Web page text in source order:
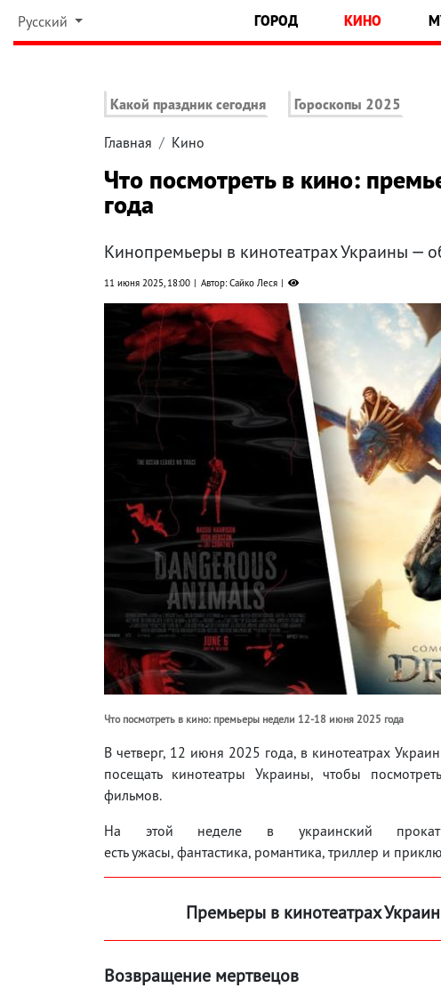
Русский ГОРОД КИНО
Какой праздник сегодня Гороскопы 2025
Главная Кино
Что посмотреть в кино:
года
Кинопремьеры в кинотеатрах Украины —
11 июня 2025, 18:00 Автор: Сайко Леся
Что посмотреть в кино: премьеры недели 12-18 июня 2025 года
В четверг, 12 июня 2025 года, в кинотеатрах
посещать кинотеатры Украины, чтобы
фильмов.
На этой неделе в украинский
есть ужасы, фантастика, романтика, триллер и
Премьеры в кинотеатрах
Возвращение мертвецов